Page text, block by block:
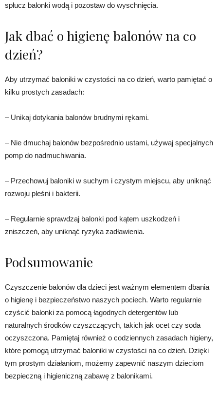
spłucz balonki wodą i pozostaw do wyschnięcia.
Jak dbać o higienę balonów na co
dzień?
Aby utrzymać baloniki w czystości na co dzień, warto pamiętać o
kilku prostych zasadach:
– Unikaj dotykania balonów brudnymi rękami.
– Nie dmuchaj balonów bezpośrednio ustami, używaj specjalnych
pomp do nadmuchiwania.
– Przechowuj baloniki w suchym i czystym miejscu, aby uniknąć
rozwoju pleśni i bakterii.
– Regularnie sprawdzaj balonki pod kątem uszkodzeń i
zniszczeń, aby uniknąć ryzyka zadławienia.
Podsumowanie
Czyszczenie balonów dla dzieci jest ważnym elementem dbania
o higienę i bezpieczeństwo naszych pociech. Warto regularnie
czyścić balonki za pomocą łagodnych detergentów lub
naturalnych środków czyszczących, takich jak ocet czy soda
oczyszczona. Pamiętaj również o codziennych zasadach higieny,
które pomogą utrzymać baloniki w czystości na co dzień. Dzięki
tym prostym działaniom, możemy zapewnić naszym dzieciom
bezpieczną i higieniczną zabawę z balonikami.